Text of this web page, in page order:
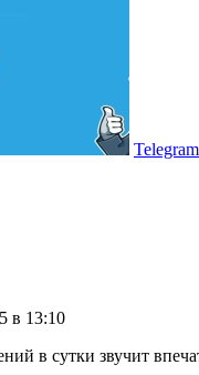
в 13:10
в сутки звучит